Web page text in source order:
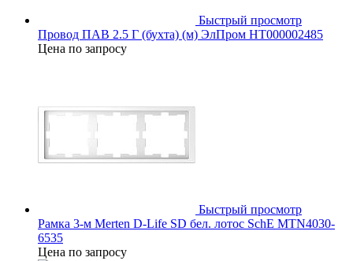
Быстрый просмотр
Провод ПАВ 2.5 Г (бухта) (м) ЭлПром НТ000002485
Цена по запросу
Быстрый просмотр
Рамка 3-м Merten D-Life SD бел. лотос SchE MTN4030-
6535
Цена по запросу